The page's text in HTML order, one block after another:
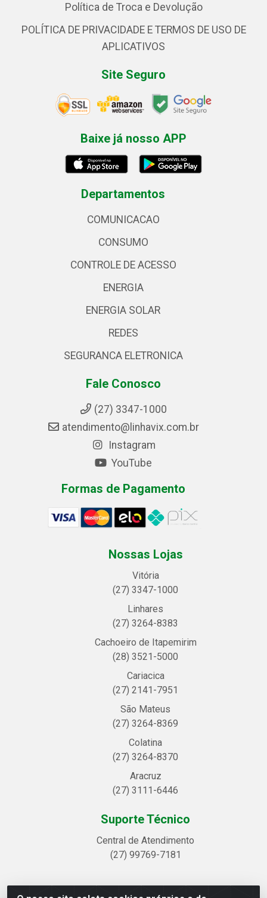
Política de Troca e Devolução
POLÍTICA DE PRIVACIDADE E TERMOS DE USO DE
APLICATIVOS
Site Seguro
Baixe já nosso APP
Departamentos
COMUNICACAO
CONSUMO
CONTROLE DE ACESSO
ENERGIA
ENERGIA SOLAR
REDES
SEGURANCA ELETRONICA
Fale Conosco
(27) 3347-1000
atendimento@linhavix.com.br
Instagram
YouTube
Formas de Pagamento
Nossas Lojas
Vitória
(27) 3347-1000
Linhares
(27) 3264-8383
Cachoeiro de Itapemirim
(28) 3521-5000
Cariacica
(27) 2141-7951
São Mateus
(27) 3264-8369
Colatina
(27) 3264-8370
Aracruz
(27) 3111-6446
Suporte Técnico
Central de Atendimento
(27) 99769-7181